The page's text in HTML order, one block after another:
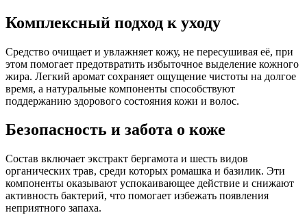
Комплексный подход к уходу
Средство очищает и увлажняет кожу, не пересушивая её, при
этом помогает предотвратить избыточное выделение кожного
жира. Легкий аромат сохраняет ощущение чистоты на долгое
время, а натуральные компоненты способствуют
поддержанию здорового состояния кожи и волос.
Безопасность и забота о коже
Состав включает экстракт бергамота и шесть видов
органических трав, среди которых ромашка и базилик. Эти
компоненты оказывают успокаивающее действие и снижают
активность бактерий, что помогает избежать появления
неприятного запаха.